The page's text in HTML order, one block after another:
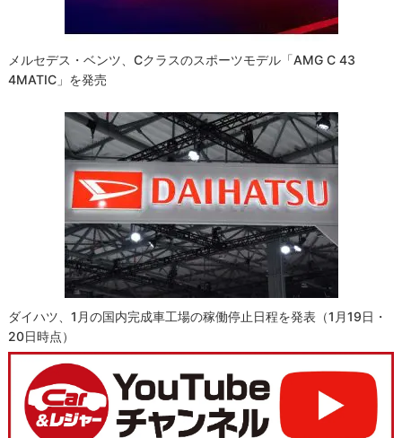
メルセデス・ベンツ、Cクラスのスポーツモデル「AMG C 43
4MATIC」を発売
ダイハツ、1月の国内完成車工場の稼働停止日程を発表（1月19日・
20日時点）